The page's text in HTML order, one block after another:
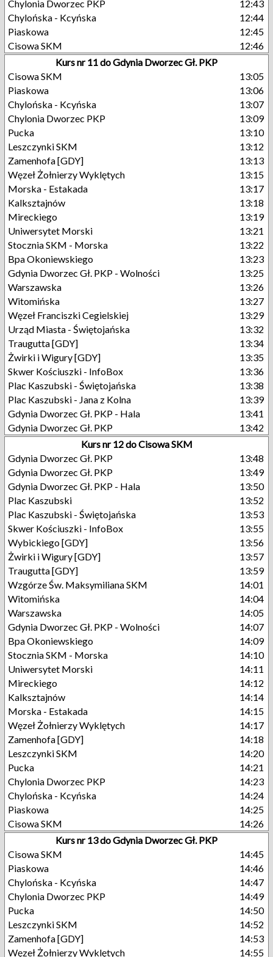
Chylonia Dworzec PKP
12:43
Chylońska - Kcyńska
12:44
Piaskowa
12:45
Cisowa SKM
12:46
Kurs nr 11 do Gdynia Dworzec Gł. PKP
Cisowa SKM
13:05
Piaskowa
13:06
Chylońska - Kcyńska
13:07
Chylonia Dworzec PKP
13:09
Pucka
13:10
Leszczynki SKM
13:12
Zamenhofa [GDY]
13:13
Węzeł Żołnierzy Wyklętych
13:15
Morska - Estakada
13:17
Kalksztajnów
13:18
Mireckiego
13:19
Uniwersytet Morski
13:21
Stocznia SKM - Morska
13:22
Bpa Okoniewskiego
13:23
Gdynia Dworzec Gł. PKP - Wolności
13:25
Warszawska
13:26
Witomińska
13:27
Węzeł Franciszki Cegielskiej
13:29
Urząd Miasta - Świętojańska
13:32
Traugutta [GDY]
13:34
Żwirki i Wigury [GDY]
13:35
Skwer Kościuszki - InfoBox
13:36
Plac Kaszubski - Świętojańska
13:38
Plac Kaszubski - Jana z Kolna
13:39
Gdynia Dworzec Gł. PKP - Hala
13:41
Gdynia Dworzec Gł. PKP
13:42
Kurs nr 12 do Cisowa SKM
Gdynia Dworzec Gł. PKP
13:48
Gdynia Dworzec Gł. PKP
13:49
Gdynia Dworzec Gł. PKP - Hala
13:50
Plac Kaszubski
13:52
Plac Kaszubski - Świętojańska
13:53
Skwer Kościuszki - InfoBox
13:55
Wybickiego [GDY]
13:56
Żwirki i Wigury [GDY]
13:57
Traugutta [GDY]
13:59
Wzgórze Św. Maksymiliana SKM
14:01
Witomińska
14:04
Warszawska
14:05
Gdynia Dworzec Gł. PKP - Wolności
14:07
Bpa Okoniewskiego
14:09
Stocznia SKM - Morska
14:10
Uniwersytet Morski
14:11
Mireckiego
14:12
Kalksztajnów
14:14
Morska - Estakada
14:15
Węzeł Żołnierzy Wyklętych
14:17
Zamenhofa [GDY]
14:18
Leszczynki SKM
14:20
Pucka
14:21
Chylonia Dworzec PKP
14:23
Chylońska - Kcyńska
14:24
Piaskowa
14:25
Cisowa SKM
14:26
Kurs nr 13 do Gdynia Dworzec Gł. PKP
Cisowa SKM
14:45
Piaskowa
14:46
Chylońska - Kcyńska
14:47
Chylonia Dworzec PKP
14:49
Pucka
14:50
Leszczynki SKM
14:52
Zamenhofa [GDY]
14:53
Węzeł Żołnierzy Wyklętych
14:55